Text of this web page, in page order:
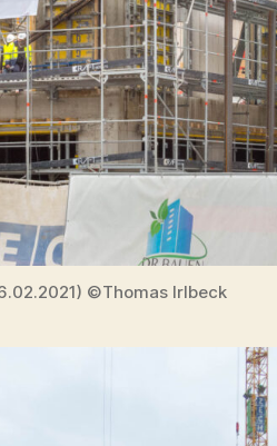
©Thomas Irlbeck